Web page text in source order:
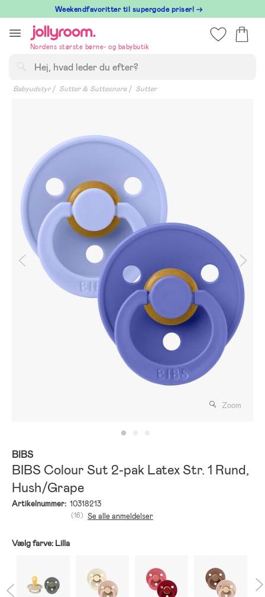
till
innehållet
⁠ Weekendfavoritter til supergode priser! →
Nordens største børne- og babybutik
Babyudstyr Sutter & Suttesnore Sutter
Zoom
BIBS
BIBS Colour Sut 2-pak Latex Str. 1 Rund,
Hush/Grape
Artikelnummer: 10318213
(16) Se alle anmeldelser
Vælg farve: Lilla